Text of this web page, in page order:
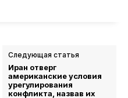
Следующая статья
Иран отверг
американские условия
урегулирования
конфликта, назвав их